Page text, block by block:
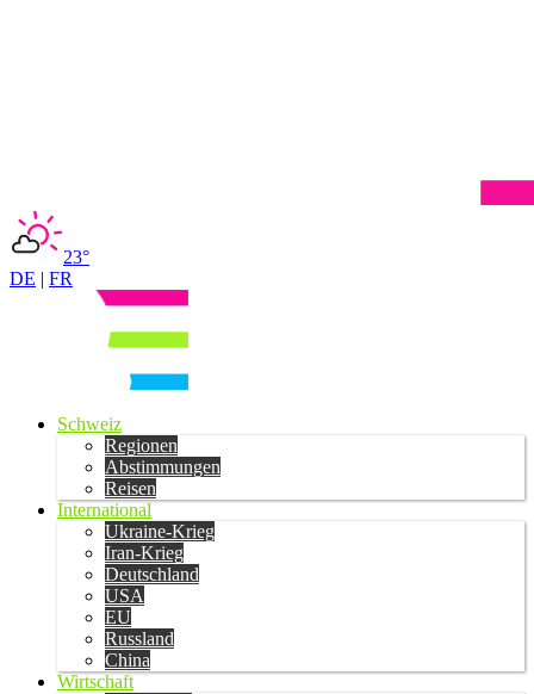
23°
DE | FR
Schweiz
Regionen
Abstimmungen
Reisen
International
Ukraine-Krieg
Iran-Krieg
Deutschland
USA
EU
Russland
China
Wirtschaft